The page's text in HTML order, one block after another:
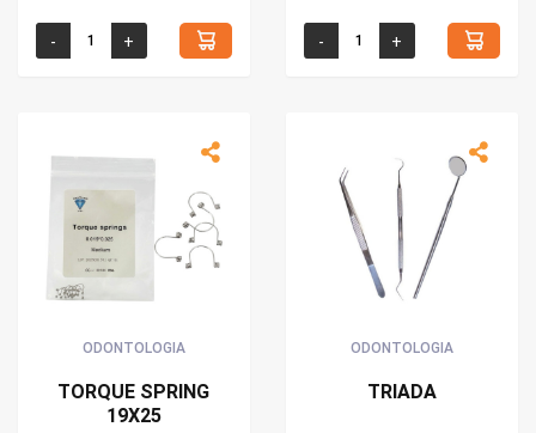
ODONTOLOGIA
TORQUE SPRING
19X25
ODONTOLOGIA
TRIADA